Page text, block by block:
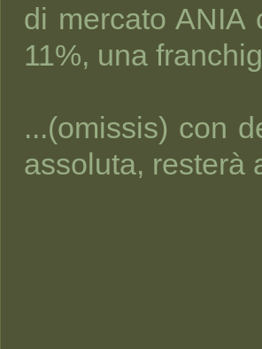
di mercato ANIA
11%, una
...(omissis) con
assoluta, resterà